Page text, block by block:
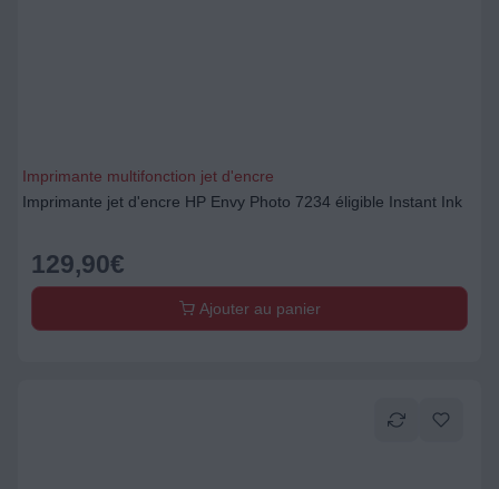
Imprimante multifonction jet d'encre
Imprimante jet d'encre HP Envy Photo 7234 éligible Instant Ink
129,90€
Ajouter au panier